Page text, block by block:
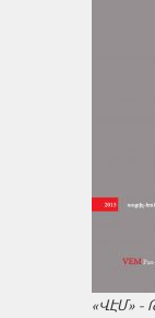
«ՎԷՄ» -